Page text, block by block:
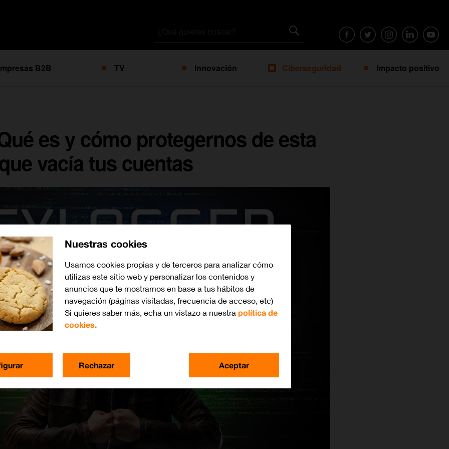
B2B TV Innovación Ciberseguridad Impacto positivo
es y cómo protegernos de esta
vacía tus cuentas
Nuestras cookies
Usamos cookies propias y de terceros para analizar cómo
utilizas este sitio web y personalizar los contenidos y
anuncios que te mostramos en base a tus hábitos de
navegación (páginas visitadas, frecuencia de acceso, etc)
Si quieres saber más, echa un vistazo a nuestra política de
cookies.
Rechazar Aceptar